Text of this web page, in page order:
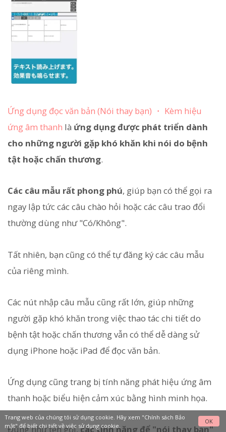
Ứng dụng đọc văn bản (Nói thay bạn) ・ Kèm hiệu
ứng âm thanh là ứng dụng được phát triển dành
cho những người gặp khó khăn khi nói do bệnh
tật hoặc chấn thương.
Các câu mẫu rất phong phú, giúp bạn có thể gọi ra
ngay lập tức các câu chào hỏi hoặc các câu trao đổi
thường dùng như "Có/Không".
Tất nhiên, bạn cũng có thể tự đăng ký các câu mẫu
của riêng mình.
Các nút nhập câu mẫu cũng rất lớn, giúp những
người gặp khó khăn trong việc thao tác chi tiết do
bệnh tật hoặc chấn thương vẫn có thể dễ dàng sử
dụng iPhone hoặc iPad để đọc văn bản.
Ứng dụng cũng trang bị tính năng phát hiệu ứng âm
thanh hoặc biểu hiện cảm xúc bằng hình minh họa.
Đúng như tên gọi,các tính năng để "nói thay bạn"
Trang web của chúng tôi sử dụng cookie. Hãy xem "Chính sách Bảo
mật" để biết chi tiết về việc sử dụng cookie.
OK